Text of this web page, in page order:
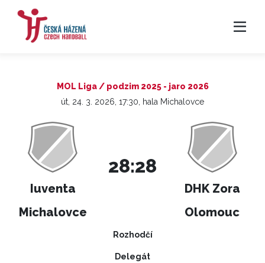
MOL Liga / podzim 2025 - jaro 2026
út, 24. 3. 2026, 17:30, hala Michalovce
Iuventa
Michalovce
28:28
DHK Zora
Olomouc
Rozhodčí
Delegát